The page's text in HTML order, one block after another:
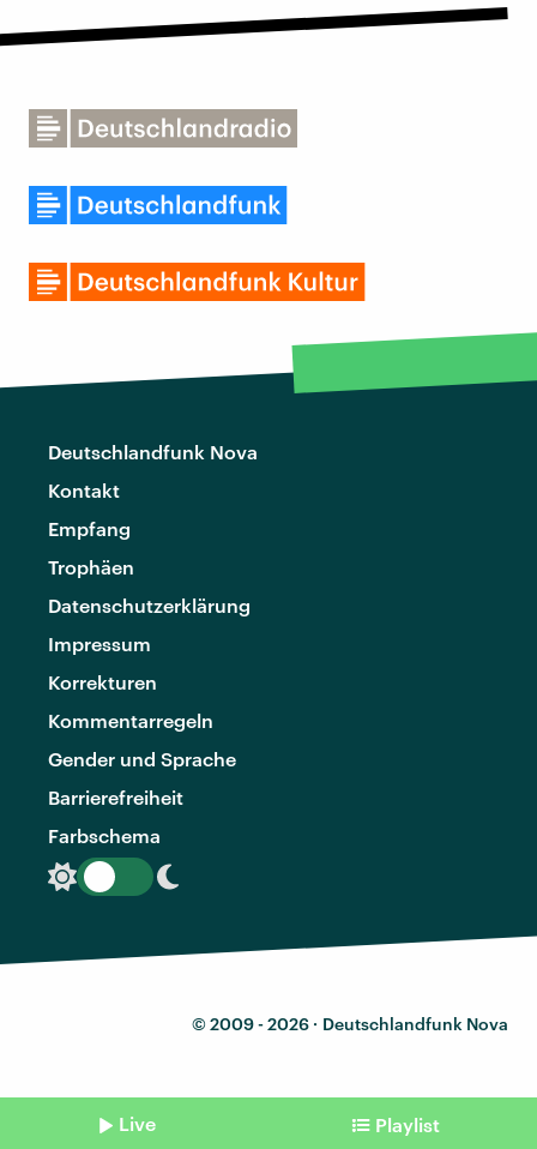
Deutschlandfunk Nova
Kontakt
Empfang
Trophäen
Datenschutzerklärung
Impressum
Korrekturen
Kommentarregeln
Gender und Sprache
Barrierefreiheit
Farbschema
© 2009 - 2026 · Deutschlandfunk Nova
Live Playlist